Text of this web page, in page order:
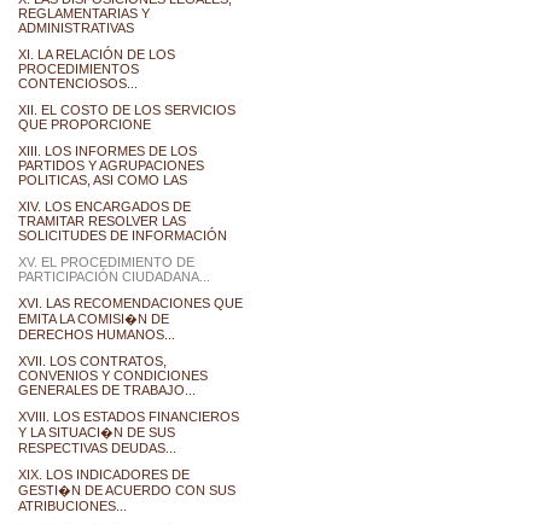
REGLAMENTARIAS Y
ADMINISTRATIVAS
XI. LA RELACIÓN DE LOS
PROCEDIMIENTOS
CONTENCIOSOS...
XII. EL COSTO DE LOS SERVICIOS
QUE PROPORCIONE
XIII. LOS INFORMES DE LOS
PARTIDOS Y AGRUPACIONES
POLITICAS, ASI COMO LAS
XIV. LOS ENCARGADOS DE
TRAMITAR RESOLVER LAS
SOLICITUDES DE INFORMACIÓN
XV. EL PROCEDIMIENTO DE
PARTICIPACIÓN CIUDADANA...
XVI. LAS RECOMENDACIONES QUE
EMITA LA COMISI�N DE
DERECHOS HUMANOS...
XVII. LOS CONTRATOS,
CONVENIOS Y CONDICIONES
GENERALES DE TRABAJO...
XVIII. LOS ESTADOS FINANCIEROS
Y LA SITUACI�N DE SUS
RESPECTIVAS DEUDAS...
XIX. LOS INDICADORES DE
GESTI�N DE ACUERDO CON SUS
ATRIBUCIONES...